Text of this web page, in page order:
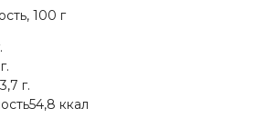
100 г
3,7 г.
54,8 ккал